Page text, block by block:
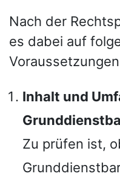
Nach der
es dabei auf
Inhalt und
Zu prüfen ist,